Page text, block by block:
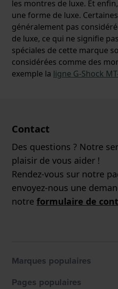
les montres de luxe. Et
une forme de luxe.
généralement pas
de luxe, ce qui ne signifie
spéciales de cette marque
considérées comme des
exemple la ligne G-Shock
Contact
Des questions ? Notre
plaisir de vous aider !
Rendez-vous sur notre
envoyez-nous une
notre formulaire de
Marques populaires
Pages populaires